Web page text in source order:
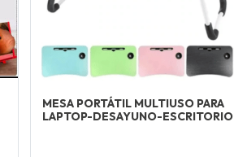
MESA PORTÁTIL MULTIUSO PARA
LAPTOP-DESAYUNO-ESCRITORIO